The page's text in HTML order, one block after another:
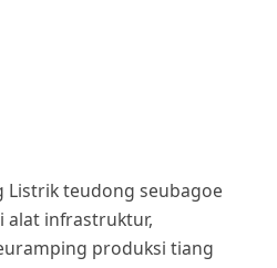
Listrik teudong seubagoe
alat infrastruktur,
produksi tiang